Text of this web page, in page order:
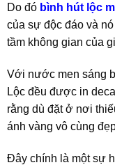
Do đó bình hút lộc
của sự độc đáo và
tầm không gian của
Với nước men sáng
Lộc đều được in
rằng dù đặt ở nơi
ánh vàng vô cùng
Đây chính là một sự